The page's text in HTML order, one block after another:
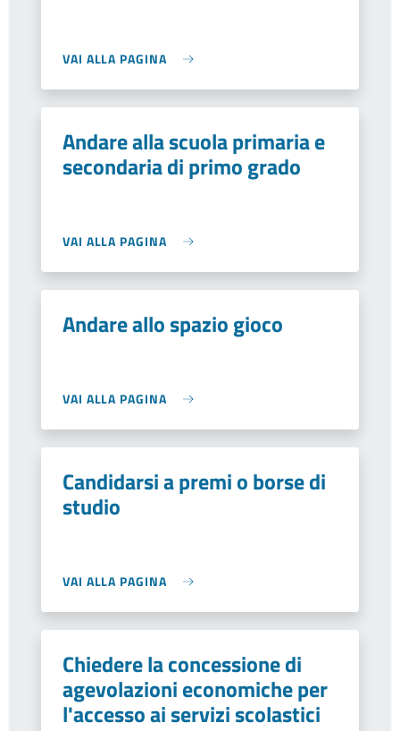
VAI ALLA PAGINA
Andare alla scuola primaria e
secondaria di primo grado
VAI ALLA PAGINA
Andare allo spazio gioco
VAI ALLA PAGINA
Candidarsi a premi o borse di
studio
VAI ALLA PAGINA
Chiedere la concessione di
agevolazioni economiche per
l'accesso ai servizi scolastici